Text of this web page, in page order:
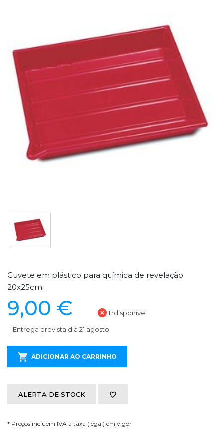
Cuvete em plástico para química de revelação
20x25cm.
9,00 € Indisponível
Entrega prevista dia 21 agosto
ADICIONAR AO CARRINHO
ALERTA DE STOCK
* Preços incluem IVA à taxa (legal) em vigor